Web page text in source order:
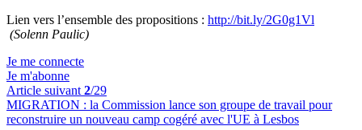
Lien vers l’ensemble des propositions : http://bit.ly/2G0g1Vl
(Solenn Paulic)
Je me connecte
Je m'abonne
Article suivant 2/29
MIGRATION : la Commission lance son groupe de travail pour
reconstruire un nouveau camp cogéré avec l'UE à Lesbos